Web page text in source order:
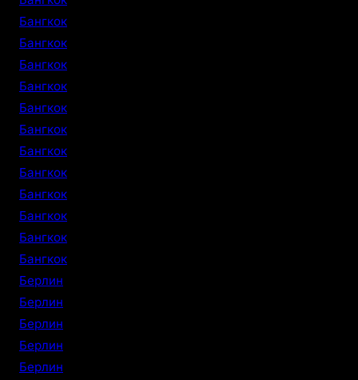
Бангкок
Бангкок
Бангкок
Бангкок
Бангкок
Бангкок
Бангкок
Бангкок
Бангкок
Бангкок
Бангкок
Бангкок
Берлин
Берлин
Берлин
Берлин
Берлин